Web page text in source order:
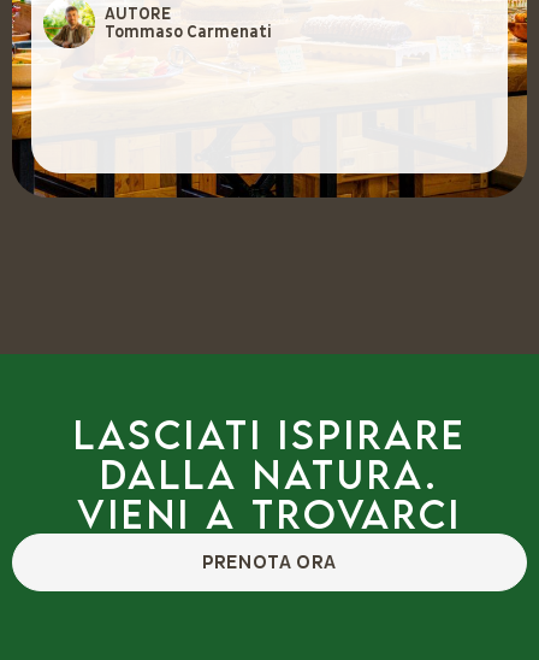
AUTORE
Tommaso Carmenati
Lasciati ispirare
dalla natura.
Vieni a trovarci
PRENOTA ORA